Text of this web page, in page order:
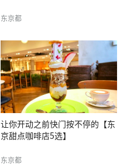
东京都
让你开动之前快门按不停的【东
京甜点咖啡店5选】
东京都